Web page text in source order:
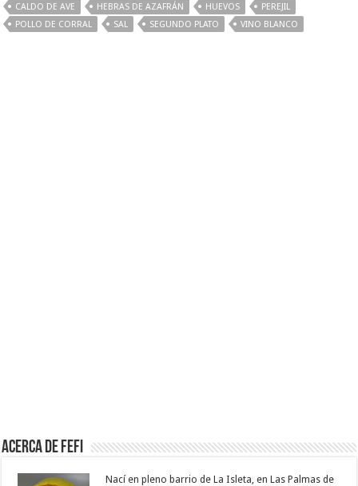
CALDO DE AVE
HEBRAS DE AZAFRÁN HUEVOS
PEREJIL
POLLO DE CORRAL
SAL SEGUNDO PLATO VINO BLANCO
Acerca de Fefi
Nací en pleno barrio de La Isleta, en Las Palmas de